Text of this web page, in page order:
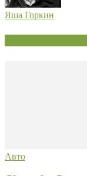
Яша Горкин
Авто